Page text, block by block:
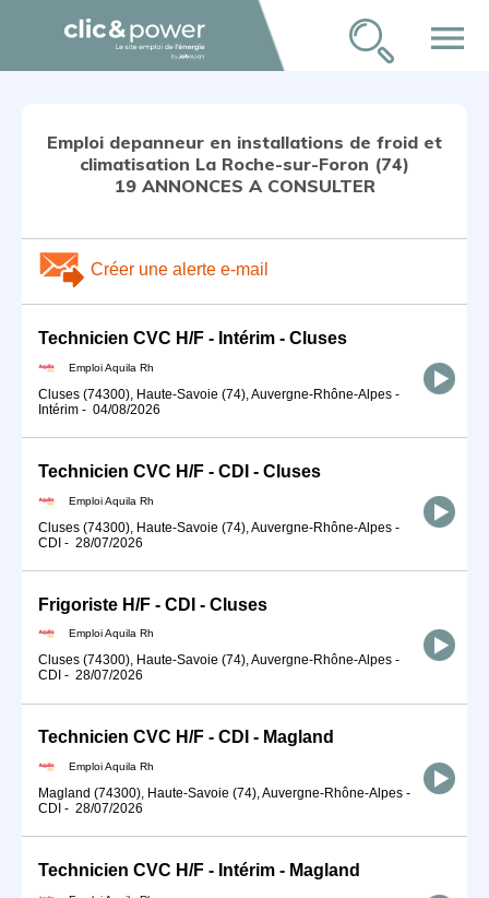
menu
Emploi depanneur en installations de froid et
climatisation La Roche-sur-Foron (74)
19 ANNONCES A CONSULTER
Créer une alerte e-mail
Technicien CVC H/F - Intérim - Cluses
Emploi Aquila Rh
Cluses (74300), Haute-Savoie (74), Auvergne-Rhône-Alpes -
Intérim - 04/08/2026
Technicien CVC H/F - CDI - Cluses
Emploi Aquila Rh
Cluses (74300), Haute-Savoie (74), Auvergne-Rhône-Alpes -
CDI - 28/07/2026
Frigoriste H/F - CDI - Cluses
Emploi Aquila Rh
Cluses (74300), Haute-Savoie (74), Auvergne-Rhône-Alpes -
CDI - 28/07/2026
Technicien CVC H/F - CDI - Magland
Emploi Aquila Rh
Magland (74300), Haute-Savoie (74), Auvergne-Rhône-Alpes -
CDI - 28/07/2026
Technicien CVC H/F - Intérim - Magland